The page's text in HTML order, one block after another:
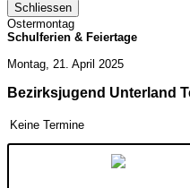
Schliessen
Ostermontag
Schulferien & Feiertage
Montag, 21. April 2025
Bezirksjugend Unterland
Keine Termine